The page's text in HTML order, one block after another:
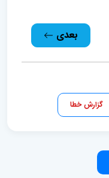
بعدی
گزارش خطا